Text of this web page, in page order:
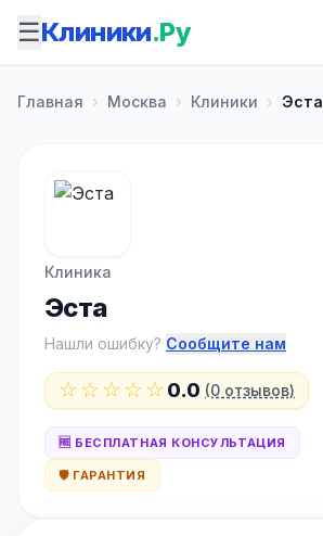
☰Клиники.Ру
Главная › Москва › Клиники › Эста
Клиника
Эста
Нашли ошибку? Сообщите нам
☆☆☆☆☆0.0 (0 отзывов)
🆓 БЕСПЛАТНАЯ КОНСУЛЬТАЦИЯ
🛡️ ГАРАНТИЯ